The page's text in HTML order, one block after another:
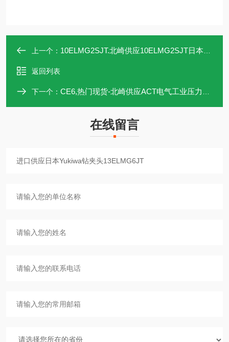
上一个： 10ELMG2SJT.北崎供应10ELMG2SJT日本Yukiwa钻夹头
返回列表
下一个： CE6,热门现货-北崎供应ACT电气工业压力开关CE6
在线留言